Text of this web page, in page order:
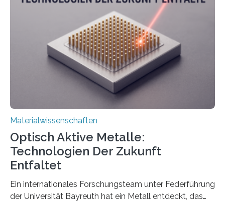
Materialwissenschaften
Optisch Aktive Metalle:
Technologien Der Zukunft
Entfaltet
Ein internationales Forschungsteam unter Federführung
der Universität Bayreuth hat ein Metall entdeckt, das